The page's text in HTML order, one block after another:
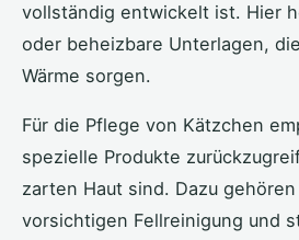
vollständig entwickelt ist. Hier
oder beheizbare Unterlagen,
Wärme sorgen.
Für die Pflege von Kätzchen
spezielle Produkte
zarten Haut sind. Dazu
vorsichtigen Fellreinigung und